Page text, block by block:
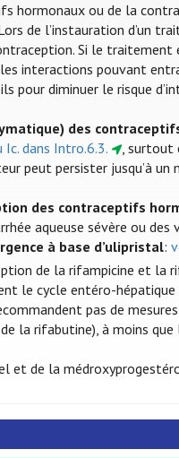
hormonaux ou de la
de l’instauration d’un
Si le traitement
interactions pouvant
pour diminuer le risque
des
Ic. dans Intro.6.3.
, surtout
peut persister jusqu’à un
des contraceptifs
aqueuse sévère ou des
à base d’ulipristal:
de la rifampicine et la
le cycle entéro-
pas de
la rifabutine), à moins
et de la